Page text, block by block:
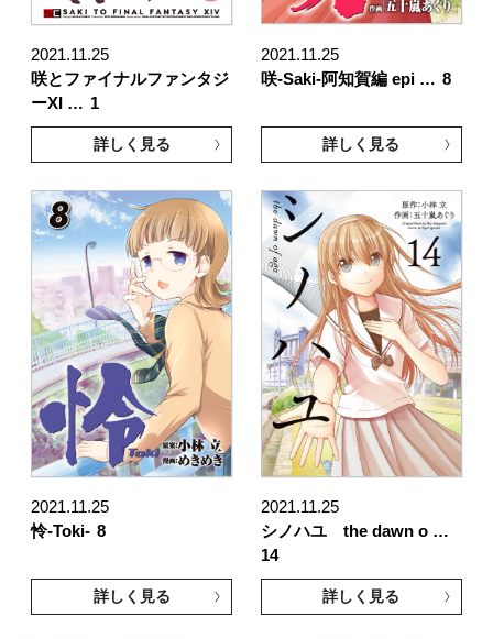
2021.11.25
咲とファイナルファンタジ
ーXI … 1
詳しく見る
2021.11.25
咲-Saki-阿知賀編 epi … 8
詳しく見る
2021.11.25
怜-Toki- 8
詳しく見る
2021.11.25
シノハユ the dawn o …
14
詳しく見る